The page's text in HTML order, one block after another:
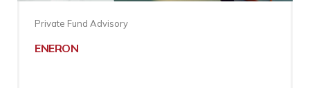
Private Fund Advisory
ENERON